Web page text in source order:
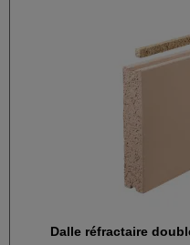
Dalle réfractaire